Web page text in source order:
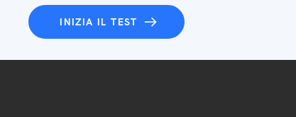
INIZIA IL TEST